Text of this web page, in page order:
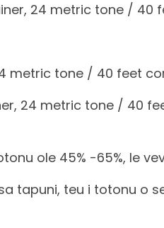
24 metric tone / 40
metric tone / 40 feet
24 metric tone / 40
ole 45% -65%, le
tapuni, teu i totonu o